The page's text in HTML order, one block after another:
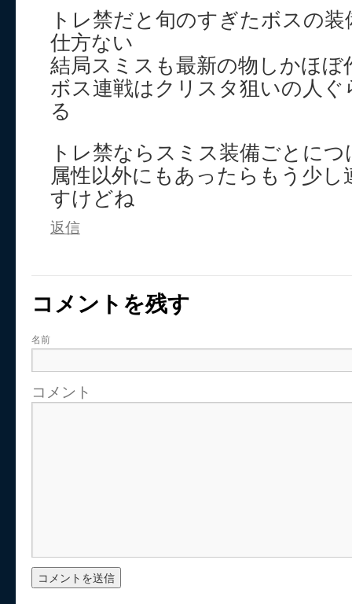
トレ禁だと旬のすぎたボスの
仕方ない
結局スミスも最新の物しかほぼ
ボス連戦はクリスタ狙いの人
る
トレ禁ならスミス装備ごとに
属性以外にもあったらもう少
すけどね
返信
コメントを残す
名前
コメント